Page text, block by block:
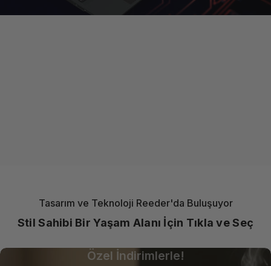
Özel İndirimlerle!
Tasarım ve Teknoloji Reeder'da Buluşuyor
Stil Sahibi Bir Yaşam Alanı İçin Tıkla ve Seç